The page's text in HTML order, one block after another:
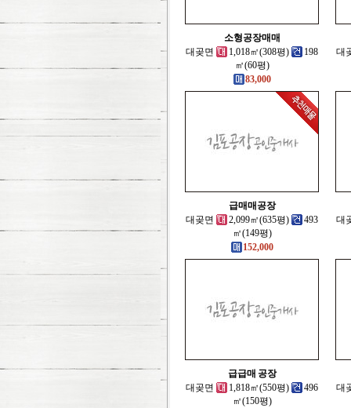
소형공장매매
대곶면
1,018㎡(308평)
198
㎡(60평)
83,000
대
급매매공장
대곶면
2,099㎡(635평)
493
㎡(149평)
152,000
대
급급매 공장
대곶면
1,818㎡(550평)
496
㎡(150평)
대